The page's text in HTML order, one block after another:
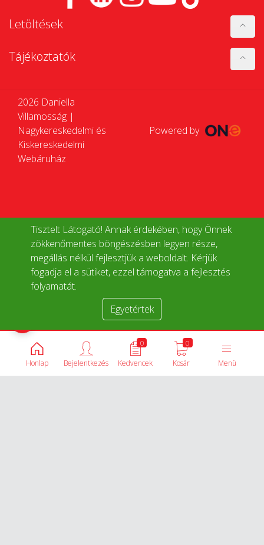
Tisztelt Látogató! Annak érdekében, hogy Önnek
zökkenőmentes böngészésben legyen része,
megállás nélkül fejlesztjük a weboldalt. Kérjük
fogadja el a sütiket, ezzel támogatva a fejlesztés
folyamatát.
Egyetértek
Letöltések
Tájékoztatók
2026 Daniella
Villamosság |
Nagykereskedelmi és
Kiskereskedelmi
Webáruház
Powered by
Honlap Menü
0
Kosár
0
Kedvencek
Bejelentkezés
Termékek összehasonlítása